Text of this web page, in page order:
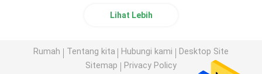
Lihat Lebih
Rumah Tentang kita Hubungi kami
Desktop Site
Sitemap
Privacy Policy